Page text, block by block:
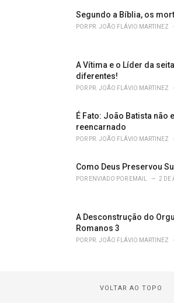
Segundo a Bíblia, os
POR PR. JOÃO FLÁVIO MARTINEZ
A Vítima e o Líder da
diferentes!
POR PR. JOÃO FLÁVIO MARTINEZ
É Fato: João Batista não
reencarnado
POR PR. JOÃO FLÁVIO MARTINEZ
Como Deus Preservou
POR ENVIADO POR EMAIL 2 DE
A Desconstrução do
Romanos 3
POR PR. JOÃO FLÁVIO MARTINEZ
VOLTAR AO TOPO